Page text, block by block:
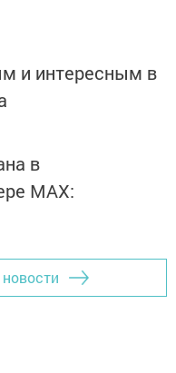
и интересным в
в
MАХ: